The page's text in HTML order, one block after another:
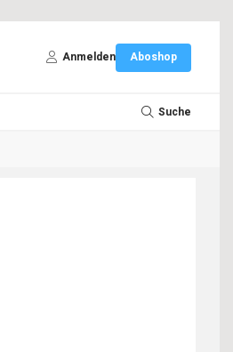
Anmelden Aboshop
Suche